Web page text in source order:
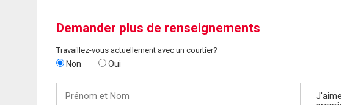
Demander plus de renseignements
Travaillez-vous actuellement avec un courtier?
Non Oui